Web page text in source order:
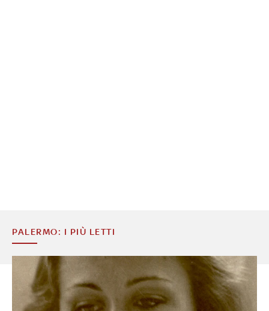
PALERMO: I PIÙ LETTI